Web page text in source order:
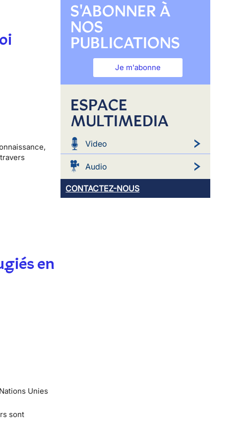
en
Unies
sont
S'ABONNER À
NOS
PUBLICATIONS
Je m'abonne
ESPACE
MULTIMEDIA
Video
Audio
CONTACTEZ-NOUS